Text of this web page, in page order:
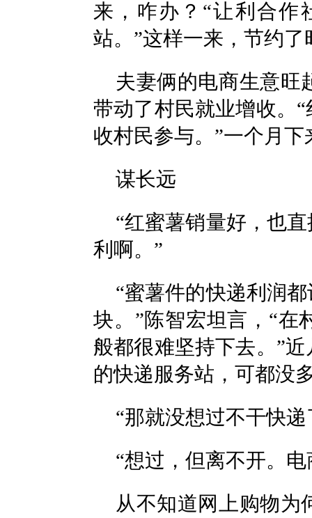
来，咋办？“让利合作
站。”这样一来，节约
夫妻俩的电商生意旺
带动了村民就业增收。
收村民参与。”一个月
谋长远
“红蜜薯销量好，也
利啊。”
“蜜薯件的快递利润
块。”陈智宏坦言，“在
般都很难坚持下去。”
的快递服务站，可都没
“那就没想过不干快
“想过，但离不开。
从不知道网上购物为